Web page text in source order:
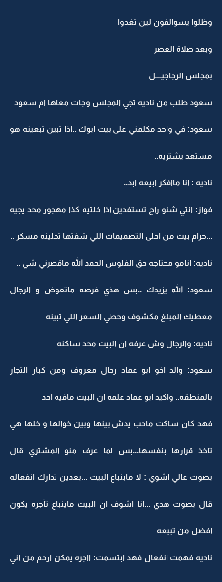
وظلوا يسوالفون لين تغدوا
وبعد صلاة العصر
بمجلس الرجاجيــــل
سعود طلب من ناديه تجي المجلس وجات معاها ام سعود
سعود: في واحد مكلمني على بيت ابوك ..اذا تبين تبعينه هو
مستعد يشتريه..
ناديه : انا ماافكر ابيعه ابد..
فواز: انتي شنو راح تستفدين اذا خلتيه كذا مهجور محد يجيه
...حرام بيت من احلى التصميمات اللي شفتها تخلينه مسكر ..
ناديه: انامو محتاجه حق الفلوس الحمد الله ماقصرني شي ..
سعود: الله يزيدك ..بس هذي فرصه ماتعوض و الرجال
معطيك المبلغ مكشوف وحطي السعر اللي تبينه
ناديه: والرجال وش عرفه ان البيت محد ساكنه
سعود: والد اخو ابو عماد رجال معروف ومن كبار التجار
بالمنطقه.. واكيد ابو عماد علمه ان البيت مافيه احد
فهد كان ساكت ماحب يدش بينها وبين خوالها و خلها هي
تاخذ قرارها بنفسها...بس لما عرف منو المشتري قال
بصوت عالي اشوي : لا مابنباع البيت ...بعدين تدارك انفعاله
قال بصوت هدي ...انا اشوف ان البيت ماينباع تأجره يكون
افضل من تبيعه
ناديه فهمت انفعال فهد ابتسمت: ااجره يمكن ارحم من اني